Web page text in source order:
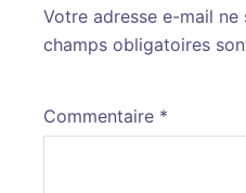
Votre adresse e-mail ne
champs obligatoires
Commentaire *
Alternative: